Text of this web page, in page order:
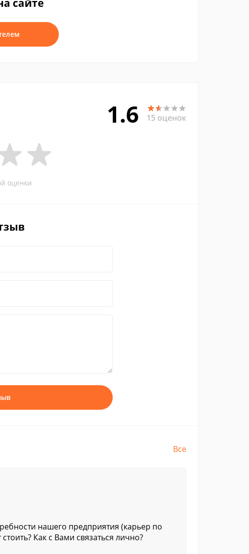
сайте
1.6 15 оценок
оценки
Все
нашего предприятия (карьер по
Как с Вами связаться лично?